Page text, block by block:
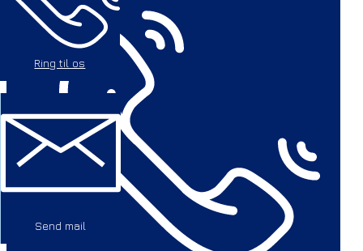
Ring til os
Send mail